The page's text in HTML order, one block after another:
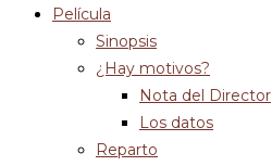
Película
Sinopsis
¿Hay motivos?
Nota del Director
Los datos
Reparto